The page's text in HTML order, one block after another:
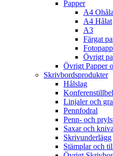
Papper
A4
A4 Hålat
A3
Färgat
Övrigt
Övrigt Papper
Skrivbordsprodukter
Hålslag
Linjaler och
Pennfodral
Penn- och
Saxar och
Skrivunderlägg
Stämplar och